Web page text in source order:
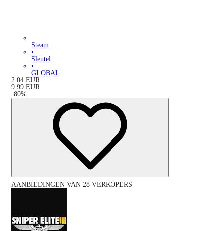
Steam
•
Sleutel
•
GLOBAL
2.04 EUR
9.99 EUR
-80%
AANBIEDINGEN VAN 28 VERKOPERS